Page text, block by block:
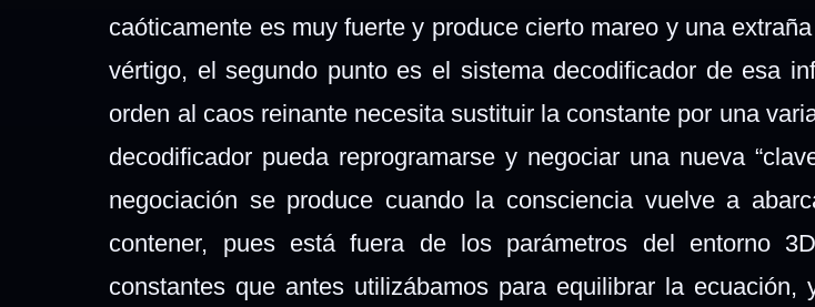
caóticamente es muy fuerte y produce cierto mareo y una
vértigo, el segundo punto es el sistema decodificador de esa
orden al caos reinante necesita sustituir la constante por una
decodificador pueda reprogramarse y negociar una nueva
negociación se produce cuando la consciencia vuelve a
contener, pues está fuera de los parámetros del entorno
constantes que antes utilizábamos para equilibrar la ecuación,